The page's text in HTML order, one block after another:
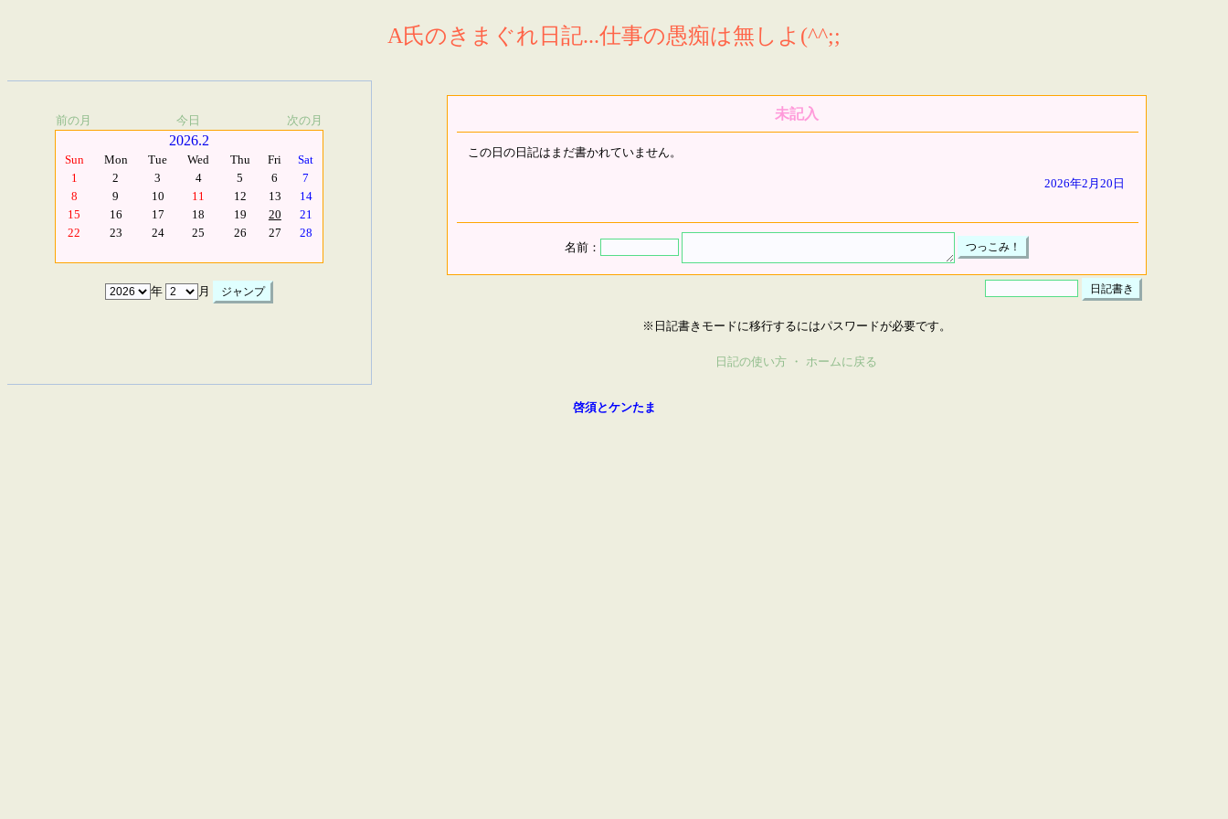
A氏のきまぐれ日記...仕事の愚痴は無しよ(^^;;
前の月 今日 次の月
2026.2
Sun Mon Tue Wed Thu Fri
Sat
1
2 3 4 5 6
7
8
9 10 11 12 13
14
15
16 17 18 19 20
21
22
23 24 25 26 27 28
年 月
未記入
この日の日記はまだ書かれていません。
2026年2月20日
名前：
※日記書きモードに移行するにはパスワードが必要です。
日記の使い方 ・ ホームに戻る
啓須とケンたま